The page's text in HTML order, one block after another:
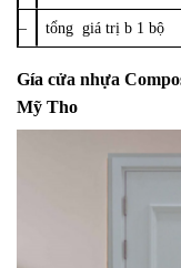
– tổng giá trị b 1 bộ
Gía cửa nhựa
Mỹ Tho